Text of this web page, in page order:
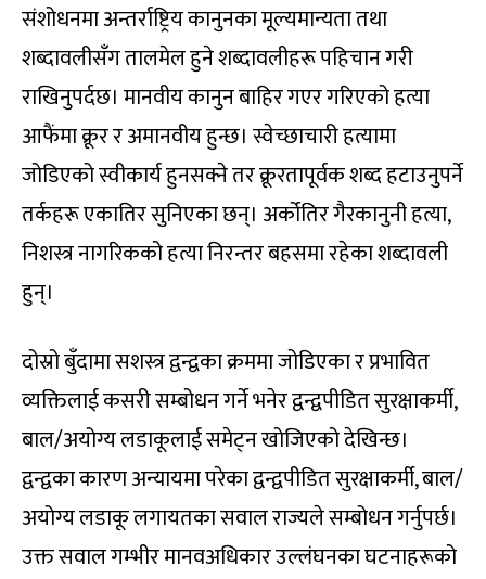
संशोधनमा अन्तर्राष्ट्रिय कानुनका मूल्यमान्यता तथा
शब्दावलीसँग तालमेल हुने शब्दावलीहरू पहिचान गरी
राखिनुपर्दछ। मानवीय कानुन बाहिर गएर गरिएको हत्या
आफैंमा क्रूर र अमानवीय हुन्छ। स्वेच्छाचारी हत्यामा
जोडिएको स्वीकार्य हुनसक्ने तर क्रूरतापूर्वक शब्द हटाउनुपर्ने
तर्कहरू एकातिर सुनिएका छन्। अर्कोतिर गैरकानुनी हत्या,
निशस्त्र नागरिकको हत्या निरन्तर बहसमा रहेका शब्दावली
हुन्।
दोस्रो बुँदामा सशस्त्र द्वन्द्वका क्रममा जोडिएका र प्रभावित
व्यक्तिलाई कसरी सम्बोधन गर्ने भनेर द्वन्द्वपीडित सुरक्षाकर्मी,
बाल/अयोग्य लडाकूलाई समेट्न खोजिएको देखिन्छ।
द्वन्द्वका कारण अन्यायमा परेका द्वन्द्वपीडित सुरक्षाकर्मी, बाल/
अयोग्य लडाकू लगायतका सवाल राज्यले सम्बोधन गर्नुपर्छ।
उक्त सवाल गम्भीर मानवअधिकार उल्लंघनका घटनाहरूको